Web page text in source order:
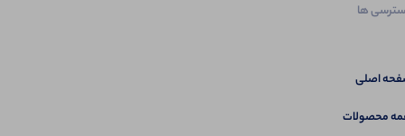
ها
اصلی
محصولات